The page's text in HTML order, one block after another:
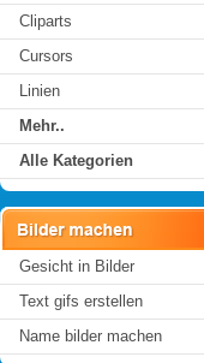
Cliparts
Cursors
Linien
Mehr..
Alle Kategorien
Gesicht in Bilder
Text gifs erstellen
Name bilder machen